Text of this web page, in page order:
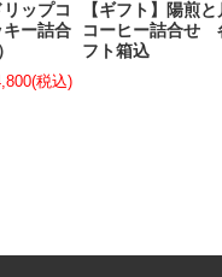
リップコ
ー詰合
(税込)
【ギフト】陽煎
コーヒー詰合せ
フト箱込